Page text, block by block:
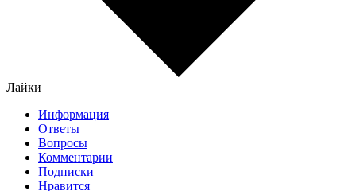
Лайки
Информация
Ответы
Вопросы
Комментарии
Подписки
Нравится